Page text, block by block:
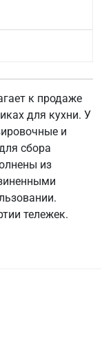
к продаже
для кухни. У
и
сбора
из
тележек.